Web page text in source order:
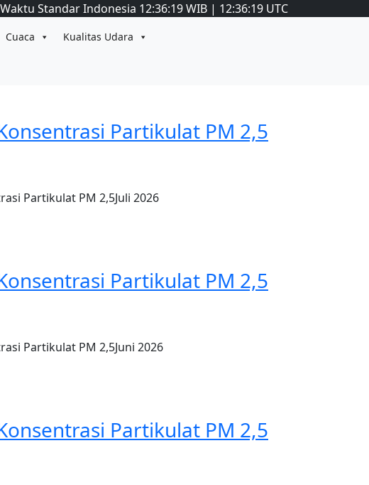
Waktu Standar Indonesia 12:36:19WIB | 12:36:19 UTC
Cuaca Kualitas Udara
Partikulat PM 2,5
Partikulat PM 2,5Juli 2026
Partikulat PM 2,5
Partikulat PM 2,5Juni 2026
Partikulat PM 2,5